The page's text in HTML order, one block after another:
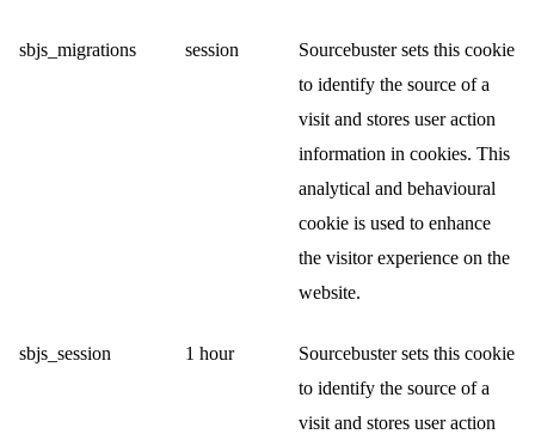
sbjs_migrations session
Sourcebuster sets this cookie
to identify the source of a
visit and stores user action
information in cookies. This
analytical and behavioural
cookie is used to enhance
the visitor experience on the
website.
sbjs_session 1 hour
Sourcebuster sets this cookie
to identify the source of a
visit and stores user action